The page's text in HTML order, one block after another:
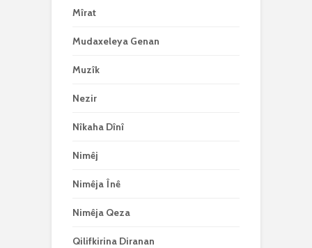
Mîrat
Mudaxeleya Genan
Muzîk
Nezir
Nîkaha Dînî
Nimêj
Nimêja Înê
Nimêja Qeza
Qilifkirina Diranan